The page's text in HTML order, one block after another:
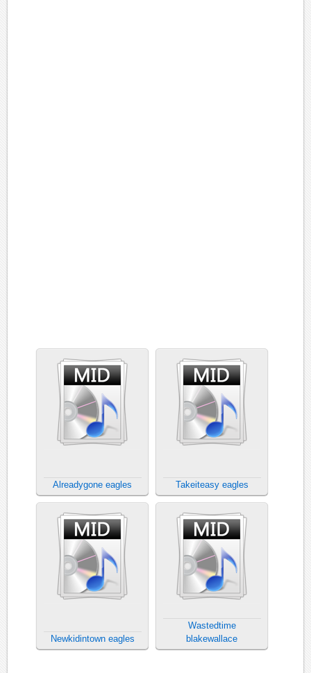
Alreadygone eagles Takeiteasy eagles
Newkidintown eagles
Wastedtime
blakewallace